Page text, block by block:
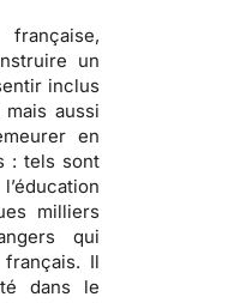
un
inclus
aussi
en
: tels sont
milliers
qui
Il
dans le